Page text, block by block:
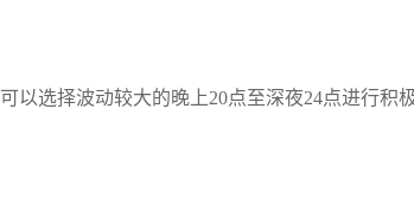
以选择波动较大的晚上20点至深夜24点进行积